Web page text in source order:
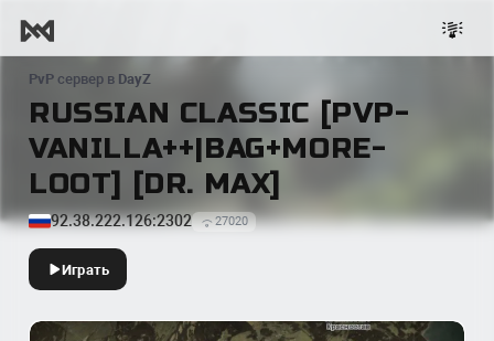
PvP сервер в DayZ
RUSSIAN CLASSIC [PVP-
VANILLA++|BAG+MORE-
LOOT] [DR. MAX]
92.38.222.126:2302 27020
Играть